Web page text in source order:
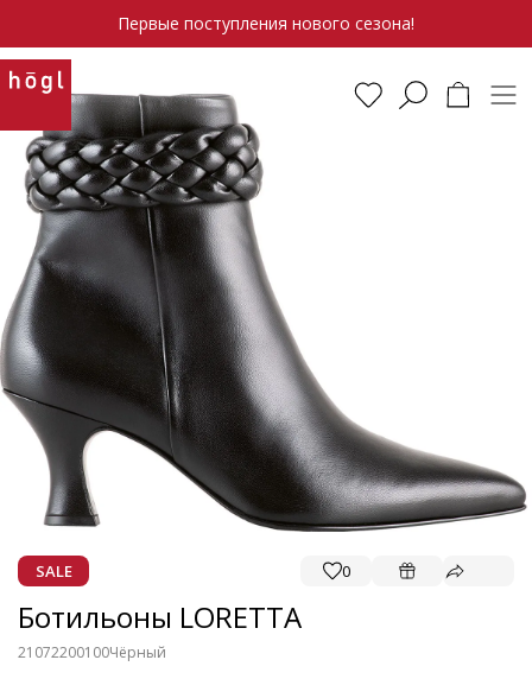
Первые поступления нового сезона!
SALE 0
Ботильоны LORETTA
21072200100Чёрный